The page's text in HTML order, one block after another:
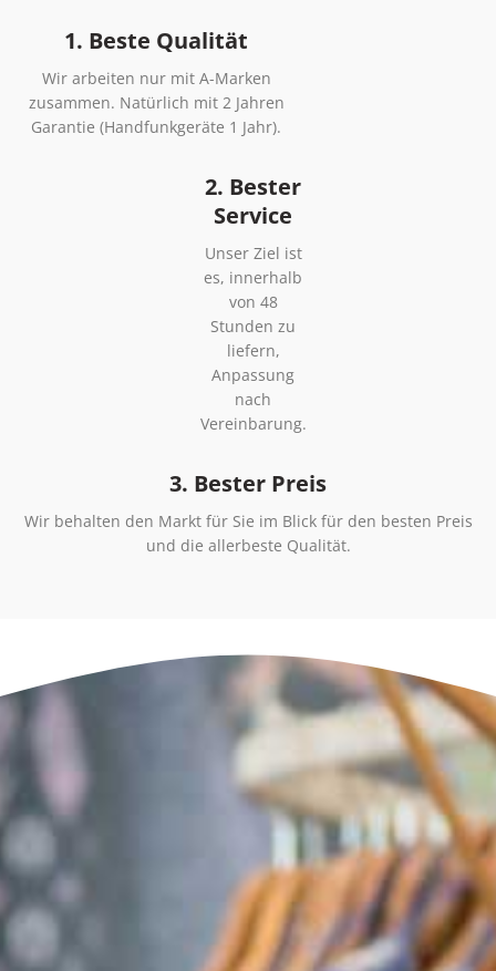
1. Beste Qualität
Wir arbeiten nur mit A-Marken
zusammen. Natürlich mit 2 Jahren
Garantie (Handfunkgeräte 1 Jahr).
2. Bester
Service
Unser Ziel ist
es, innerhalb
von 48
Stunden zu
liefern,
Anpassung
nach
Vereinbarung.
3. Bester Preis
Wir behalten den Markt für Sie im Blick für den besten Preis
und die allerbeste Qualität.